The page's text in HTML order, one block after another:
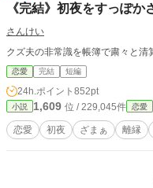
《完結》初夜をすっぽ
さんけい
恋愛 完結 短編
24h.ポイント 852pt
小説 1,609 位 / 229,045件 恋愛
恋愛 初夜 ざまぁ 離縁